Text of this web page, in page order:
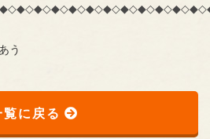
う
覧に戻る